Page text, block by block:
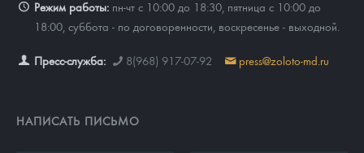
Режим работы: пн-чт с 10:00 до 18:30, пятница с 10:00 до
18:00, суббота - по договоренности, воскресенье - выходной.
Пресс-служба: 8(968) 917-07-92 press@zoloto-md.ru
НАПИСАТЬ ПИСЬМО